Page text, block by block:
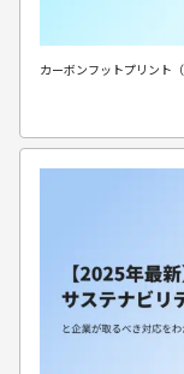
カーボンフットプリント